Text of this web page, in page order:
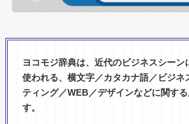
ヨコモジ辞典は、近代のビジネスシーン
使われる、横文字／カタカナ語／ビジネ
ティング／WEB／デザインなどに関す
す。